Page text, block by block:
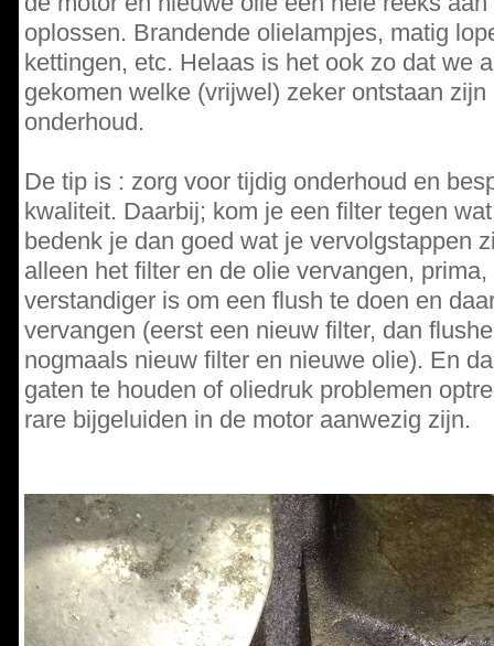
oplossen. Brandende olielampjes, matig
kettingen, etc. Helaas is het ook zo dat we
gekomen welke (vrijwel) zeker ontstaan
onderhoud.
De tip is : zorg voor tijdig onderhoud en
kwaliteit. Daarbij; kom je een filter tegen
bedenk je dan goed wat je vervolgstappen
alleen het filter en de olie vervangen,
verstandiger is om een flush te doen en
vervangen (eerst een nieuw filter, dan
nogmaals nieuw filter en nieuwe olie). En
gaten te houden of oliedruk problemen
rare bijgeluiden in de motor aanwezig zijn.